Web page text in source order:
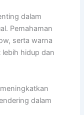
dalam
Pemahaman
serta warna
lebih hidup dan
dalam